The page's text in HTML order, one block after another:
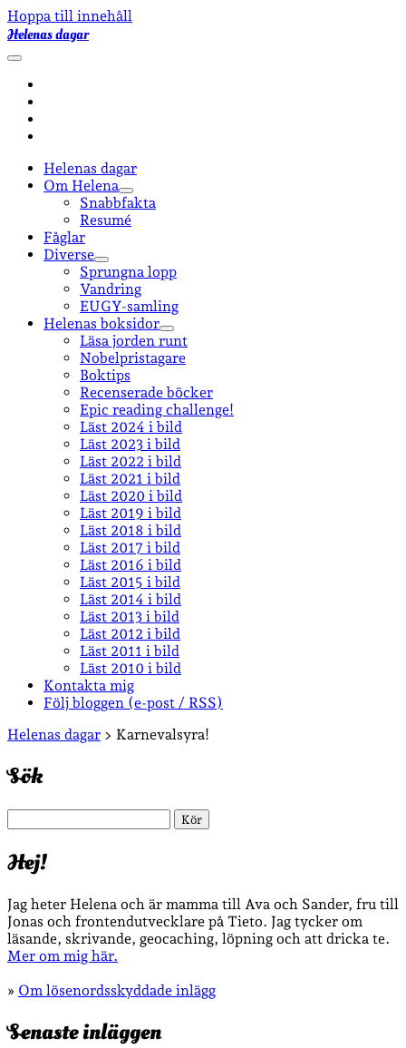
Hoppa till innehåll
Helenas dagar
öppna
Helenas dagar
Om Helena
öppna
undermeny
Snabbfakta
Resumé
Fåglar
Diverse
öppna
undermeny
Sprungna lopp
Vandring
EUGY-samling
Helenas boksidor
öppna
undermeny
Läsa jorden runt
Nobelpristagare
Boktips
Recenserade böcker
Epic reading challenge!
Läst 2024 i bild
Läst 2023 i bild
Läst 2022 i bild
Läst 2021 i bild
Läst 2020 i bild
Läst 2019 i bild
Läst 2018 i bild
Läst 2017 i bild
Läst 2016 i bild
Läst 2015 i bild
Läst 2014 i bild
Läst 2013 i bild
Läst 2012 i bild
Läst 2011 i bild
Läst 2010 i bild
Kontakta mig
Följ bloggen (e-post / RSS)
Sidopanel
Helenas dagar > Karnevalsyra!
Sök
Hej!
Jag heter Helena och är mamma till Ava och Sander, fru till
Jonas och frontendutvecklare på Tieto. Jag tycker om
läsande, skrivande, geocaching, löpning och att dricka te.
Mer om mig här.
» Om lösenordsskyddade inlägg
Senaste inläggen